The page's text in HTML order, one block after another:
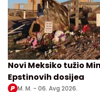
Novi Meksiko tužio
Epstinovih dosijea
M. M. - 06. Avg 2026.